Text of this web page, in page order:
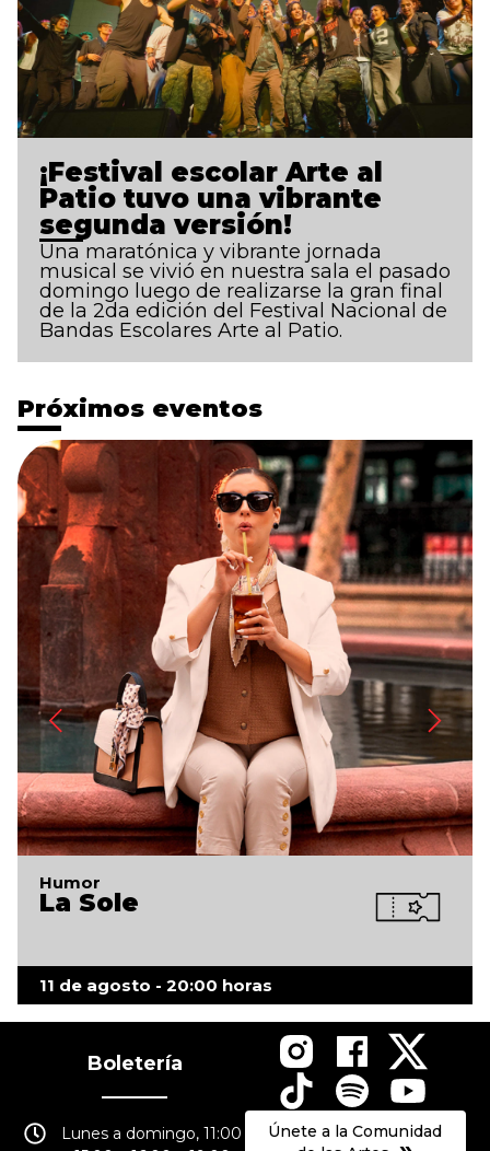
¡Festival escolar Arte al
Patio tuvo una vibrante
segunda versión!
Una maratónica y vibrante jornada
musical se vivió en nuestra sala el pasado
domingo luego de realizarse la gran final
de la 2da edición del Festival Nacional de
Bandas Escolares Arte al Patio.
Próximos eventos
La Sole
Humor
11 de agosto - 20:00 horas
Boletería
Lunes a domingo, 11:00
Únete a la Comunidad